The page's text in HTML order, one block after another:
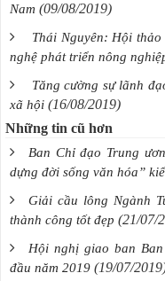
Nam (09/08/2019)
Thái Nguyên: Hội
nghệ phát triển nông
Tăng cường sự lãnh
xã hội (16/08/2019)
Những tin cũ hơn
Ban Chỉ đạo Trung
dựng đời sống văn hóa”
Giải cầu lông Ngành
thành công tốt đẹp (21/07/
Hội nghị giao ban
đầu năm 2019 (19/07/